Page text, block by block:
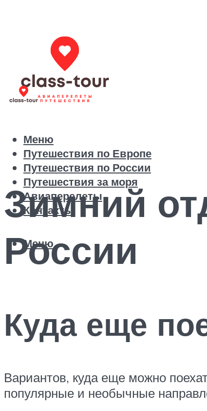
Путешествия по Европе
Путешествия по России
Путешествия за моря
Авиаперелеты
Контакты
Меню
Меню
Зимний
России
Куда еще
Вариантов, куда еще можно
популярные и необычные